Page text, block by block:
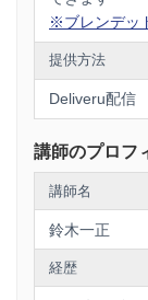
※ブレンデッ
提供方法
Deliveru配信
講師のプロフ
講師名
鈴木一正
経歴